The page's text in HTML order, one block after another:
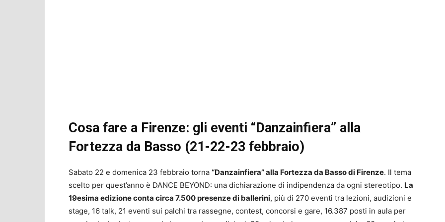
Cosa fare a Firenze: gli eventi “Danzainfiera” alla
Fortezza da Basso (21-22-23 febbraio)
Sabato 22 e domenica 23 febbraio torna “Danzainfiera” alla Fortezza da Basso di Firenze. Il tema
scelto per quest’anno è DANCE BEYOND: una dichiarazione di indipendenza da ogni stereotipo. La
19esima edizione conta circa 7.500 presenze di ballerini, più di 270 eventi tra lezioni, audizioni e
stage, 16 talk, 21 eventi sui palchi tra rassegne, contest, concorsi e gare, 16.387 posti in aula per